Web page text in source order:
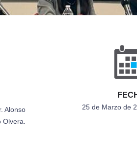
Alonso
25 de Marzo de